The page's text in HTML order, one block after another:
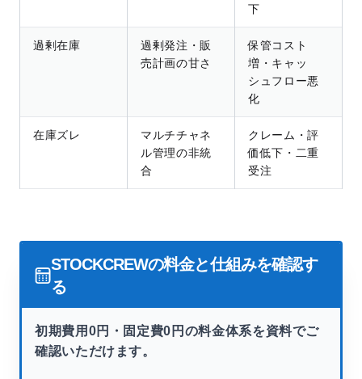
下
過剰在庫
過剰発注・販
売計画の甘さ
保管コスト
増・キャッ
シュフロー悪
化
在庫ズレ
マルチチャネ
ル管理の非統
合
クレーム・評
価低下・二重
受注
STOCKCREWの料金と仕組みを確認す
る
初期費用0円・固定費0円の料金体系を資料でご
確認いただけます。